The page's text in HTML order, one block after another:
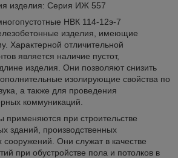
изделия: Серия ИЖ 557
НВК 114-12э-7
изделия, имеющие
Характерной отличительной
является наличие пустот,
изделия. Они позволяют снизить
изолирующие свойства по
а также для проведения
коммуникаций.
применяются при строительстве
зданий, производственных
сооружений. Они служат в качестве
при обустройстве пола и потолков в